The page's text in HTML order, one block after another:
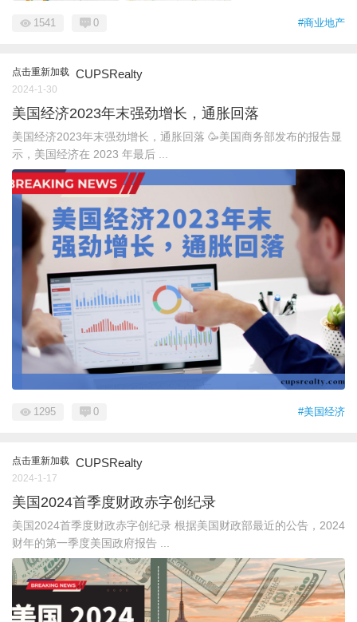
#商业地产
1541 0
点击重新加载 CUPSRealty
2024-1-30
美国经济2023年末强劲增长，通胀回落
美国经济2023年末强劲增长，通胀回落 🥳美国商务部发布的报告显
示，美国经济在 2023 年最后 ...
#美国经济
1295 0
点击重新加载 CUPSRealty
2024-1-17
美国2024首季度财政赤字创纪录
美国2024首季度财政赤字创纪录 根据美国财政部最近的公告，2024
财年的第一季度美国政府报告 ...